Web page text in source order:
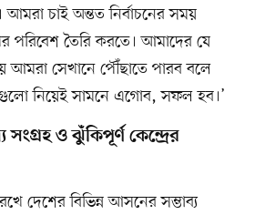
আমরা চাই অন্তত নির্বাচনের সময়
পরিবেশ তৈরি করতে। আমাদের যে
আমরা সেখানে পৌঁছাতে পারব বলে
নিয়েই সামনে এগোব, সফল হব।’
সংগ্রহ ও ঝুঁকিপূর্ণ কেন্দ্রের
দেশের বিভিন্ন আসনের সম্ভাব্য